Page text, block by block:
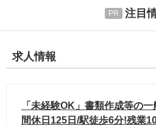
注目
求人情報
「未経験OK」書類作成等の
間休日125日/駅徒歩6分!残業